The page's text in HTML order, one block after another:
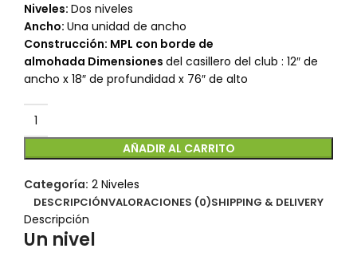
Niveles: Dos niveles
Ancho: Una unidad de ancho
Construcción: MPL con borde de
almohada Dimensiones del casillero del club : 12″ de
ancho x 18″ de profundidad x 76″ de alto
AÑADIR AL CARRITO
Categoría: 2 Niveles
DESCRIPCIÓNVALORACIONES (0)SHIPPING & DELIVERY
Descripción
Un nivel